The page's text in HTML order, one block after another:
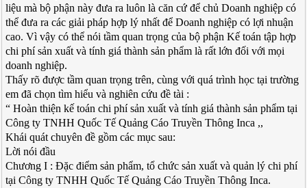
liệu mà bộ phận này đưa ra luôn là căn cứ để chủ Doanh nghiệp có
thể đưa ra các giải pháp hợp lý nhất để Doanh nghiệp có lợi nhuận
cao. Vì vậy có thể nói tầm quan trọng của bộ phận Kế toán tập hợp
chi phí sản xuất và tính giá thành sản phẩm là rất lớn đối với mọi
doanh nghiệp.
Thấy rõ được tầm quan trọng trên, cùng với quá trình học tại trường
em đã chọn tìm hiểu và nghiên cứu đề tài :
“ Hoàn thiện kế toán chi phí sản xuất và tính giá thành sản phẩm tại
Công ty TNHH Quốc Tế Quảng Cáo Truyền Thông Inca ,,
Khái quát chuyên đề gồm các mục sau:
Lời nói đầu
Chương I : Đặc điểm sản phẩm, tổ chức sản xuất và quản lý chi phí
tại Công ty TNHH Quốc Tế Quảng Cáo Truyền Thông Inca.